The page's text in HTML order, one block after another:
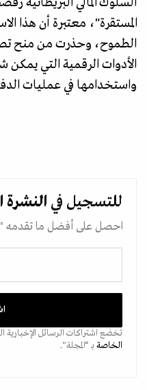
المستقرة"، معتبرة أن هذا
الطموح، وحذرت من منح
الأدوات الرقمية التي يمكن
واستخدامها في عمليات
للتسجيل في النشرة
احصل على أفضل ما تقدمه
تخضع اشتراكات الرسائل الإخبارية
الخاصة بـ “المجلة".